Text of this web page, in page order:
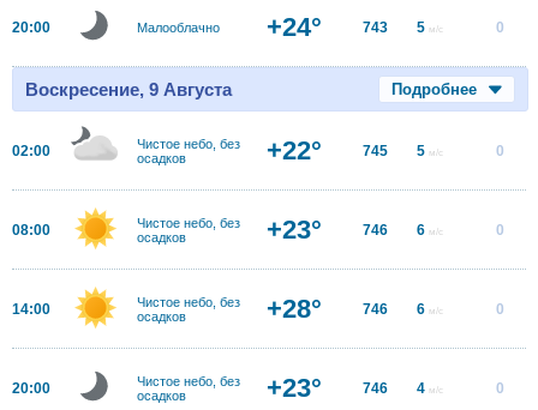
20:00 Малооблачно +24° 743 5 м/с 0
Воскресение, 9 Августа Подробнее
02:00
Чистое небо, без
осадков
+22° 745 5 м/с 0
08:00
Чистое небо, без
осадков
+23° 746 6 м/с 0
14:00
Чистое небо, без
осадков
+28° 746 6 м/с 0
20:00
Чистое небо, без
осадков
+23° 746 4 м/с 0